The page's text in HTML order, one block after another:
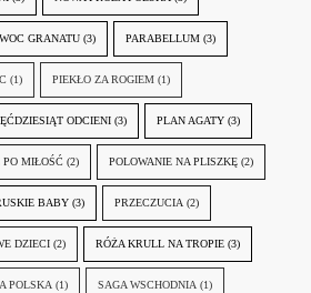
GRANATU (3) PARABELLUM (3)
(1) PIEKŁO ZA ROGIEM (1)
ODCIENI (3) PLAN AGATY (3)
PO MIŁOŚĆ (2) POLOWANIE NA PLISZKĘ (2)
BABY (3) PRZECZUCIA (2)
DZIECI (2) RÓŻA KRULL NA TROPIE (3)
POLSKA (1) SAGA WSCHODNIA (1)